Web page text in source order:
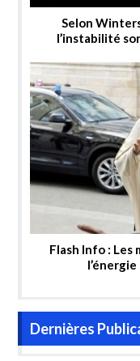
Selon
l’instabilité
Flash Info : Les
Dernières